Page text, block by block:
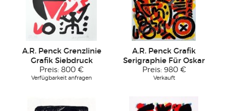
A.R. Penck Grenzlinie
Grafik Siebdruck
Preis: 800 €
Verfügbarkeit anfragen
A.R. Penck Grafik
Serigraphie Für Oskar
Preis: 980 €
Verkauft